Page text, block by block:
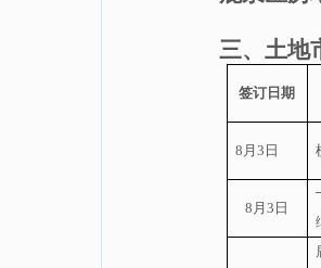
三、土地
签订日期
8 月3 日
8 月3 日